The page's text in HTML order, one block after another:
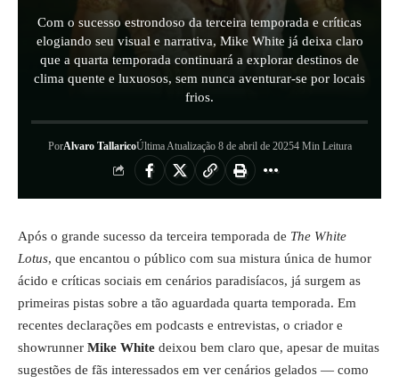
Com o sucesso estrondoso da terceira temporada e críticas
elogiando seu visual e narrativa, Mike White já deixa claro
que a quarta temporada continuará a explorar destinos de
clima quente e luxuosos, sem nunca aventurar-se por locais
frios.
PorAlvaro TallaricoÚltima Atualização 8 de abril de 20254 Min Leitura
Após o grande sucesso da terceira temporada de The White
Lotus, que encantou o público com sua mistura única de humor
ácido e críticas sociais em cenários paradisíacos, já surgem as
primeiras pistas sobre a tão aguardada quarta temporada. Em
recentes declarações em podcasts e entrevistas, o criador e
showrunner Mike White deixou bem claro que, apesar de muitas
sugestões de fãs interessados em ver cenários gelados — como